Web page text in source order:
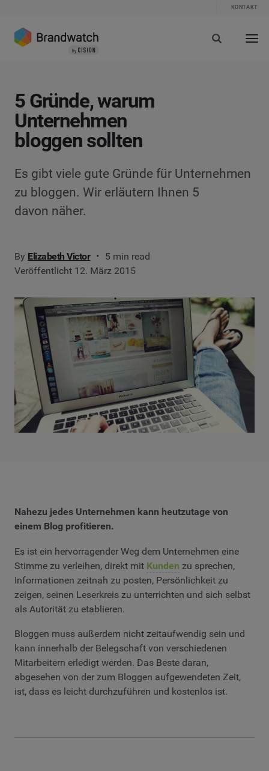
KONTAKT
5 Gründe, warum
Unternehmen
bloggen sollten
Es gibt viele gute Gründe für Unternehmen
zu bloggen. Wir erläutern Ihnen 5
davon näher.
By Elizabeth Victor
5 min read
Veröffentlicht 12. März 2015
Nahezu jedes Unternehmen kann heutzutage von
einem Blog profitieren.
Es ist ein hervorragender Weg dem Unternehmen eine
Stimme zu verleihen, direkt mit Kunden zu sprechen,
Informationen zeitnah zu posten, Persönlichkeit zu
zeigen, seinen Leserkreis zu unterrichten und sich selbst
als Autorität zu etablieren.
Bloggen muss außerdem nicht zeitaufwendig sein und
kann innerhalb der Belegschaft von verschiedenen
Mitarbeitern erledigt werden. Das Beste daran,
abgesehen von der zum Bloggen aufgewendeten Zeit,
ist, dass es leicht durchzuführen und kostenlos ist.